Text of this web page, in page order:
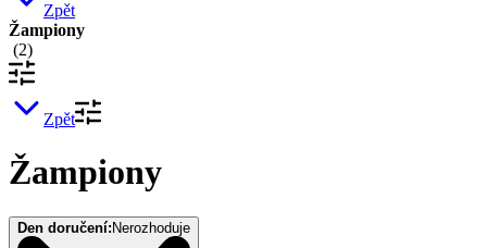
Zpět
Žampiony
(2)
Zpět
Žampiony
Den doručení: Nerozhoduje